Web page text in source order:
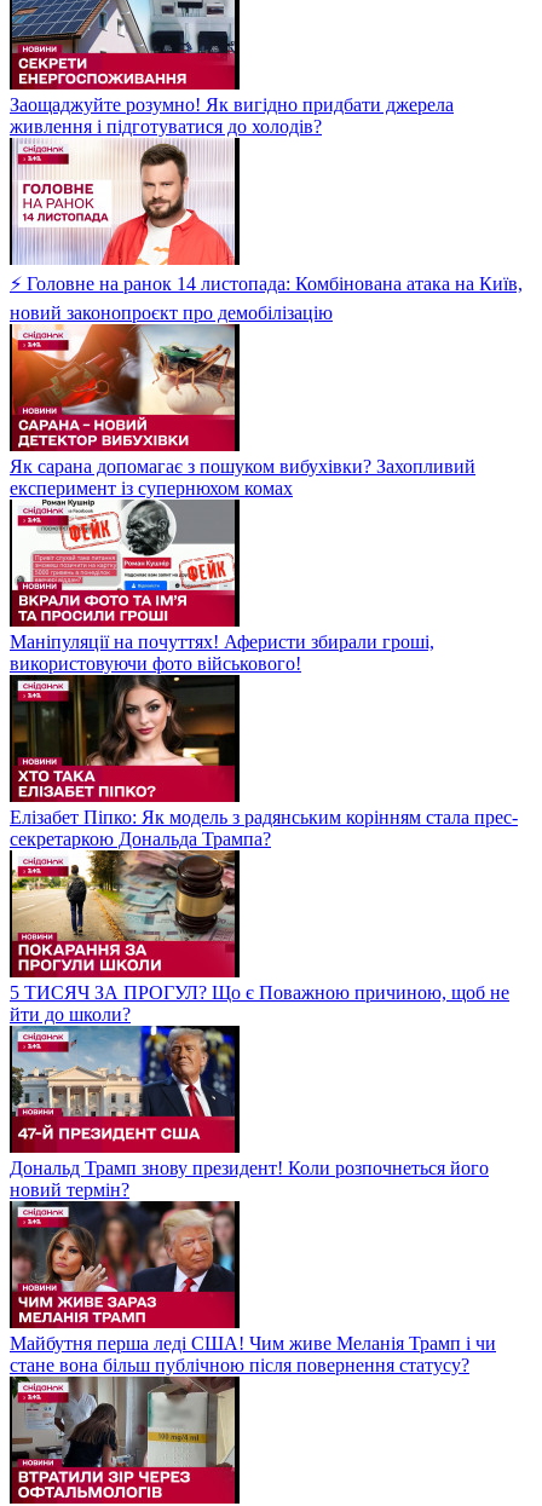
Заощаджуйте розумно! Як вигідно придбати джерела
живлення і підготуватися до холодів?
⚡ Головне на ранок 14 листопада: Комбінована атака на Київ,
новий законопроєкт про демобілізацію
Як сарана допомагає з пошуком вибухівки? Захопливий
експеримент із супернюхом комах
Маніпуляції на почуттях! Аферисти збирали гроші,
використовуючи фото військового!
Елізабет Піпко: Як модель з радянським корінням стала прес-
секретаркою Дональда Трампа?
5 ТИСЯЧ ЗА ПРОГУЛ? Що є Поважною причиною, щоб не
йти до школи?
Дональд Трамп знову президент! Коли розпочнеться його
новий термін?
Майбутня перша леді США! Чим живе Меланія Трамп і чи
стане вона більш публічною після повернення статусу?